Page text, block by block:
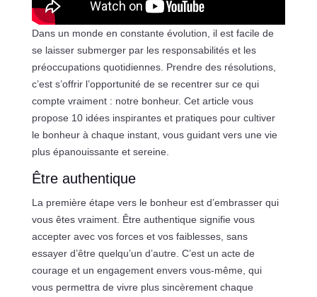
Dans un monde en constante évolution, il est facile de
se laisser submerger par les responsabilités et les
préoccupations quotidiennes. Prendre des résolutions,
c’est s’offrir l’opportunité de se recentrer sur ce qui
compte vraiment : notre bonheur. Cet article vous
propose 10 idées inspirantes et pratiques pour cultiver
le bonheur à chaque instant, vous guidant vers une vie
plus épanouissante et sereine.
Être authentique
La première étape vers le bonheur est d’embrasser qui
vous êtes vraiment. Être authentique signifie vous
accepter avec vos forces et vos faiblesses, sans
essayer d’être quelqu’un d’autre. C’est un acte de
courage et un engagement envers vous-même, qui
vous permettra de vivre plus sincèrement chaque